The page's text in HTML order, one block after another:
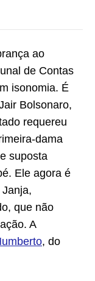
ao
de Contas
isonomia. É
Bolsonaro,
requereu
dama
suposta
Ele agora é
que não
A
, do